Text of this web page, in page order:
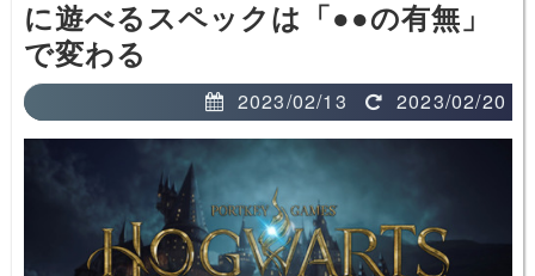
に遊べるスペックは「●●の有無」
で変わる
2023/02/13 2023/02/20